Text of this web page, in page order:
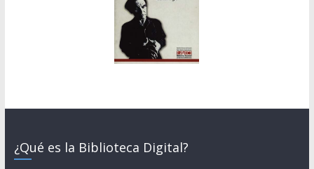
¿Qué es la Biblioteca Digital?